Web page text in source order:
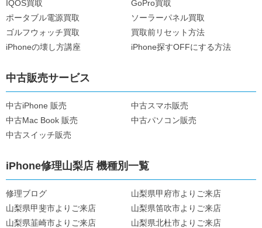
IQOS買取
GoPro買取
ポータブル電源買取
ソーラーパネル買取
ゴルフウォッチ買取
買取前リセット方法
iPhoneの壊し方講座
iPhone探すOFFにする方法
中古販売サービス
中古iPhone 販売
中古スマホ販売
中古Mac Book 販売
中古パソコン販売
中古スイッチ販売
iPhone修理山梨店 機種別一覧
修理ブログ
山梨県甲府市よりご来店
山梨県甲斐市よりご来店
山梨県笛吹市よりご来店
山梨県韮崎市よりご来店
山梨県北杜市よりご来店